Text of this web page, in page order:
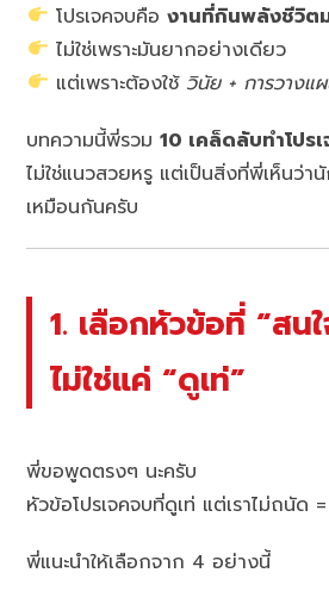
โปรเจคจบคือ งานที่กินพลังชีวิต
ไม่ใช่เพราะมันยากอย่างเดียว
แต่เพราะต้องใช้ วินัย + การวางแ
บทความนี้พี่รวม10 เคล็ดลับทำโปร
ไม่ใช่แนวสวยหรู แต่เป็นสิ่งที่พี่เห็นว่า
เหมือนกันครับ
1. เลือกหัวข้อที่ “สน
ไม่ใช่แค่ “ดูเท่”
พี่ขอพูดตรงๆ นะครับ
หัวข้อโปรเจคจบที่ดูเท่ แต่เราไม่ถนัด
พี่แนะนำให้เลือกจาก 4 อย่างนี้